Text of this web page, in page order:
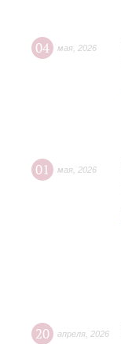
04 мая 2026
01 мая 2026
20 апреля 2026